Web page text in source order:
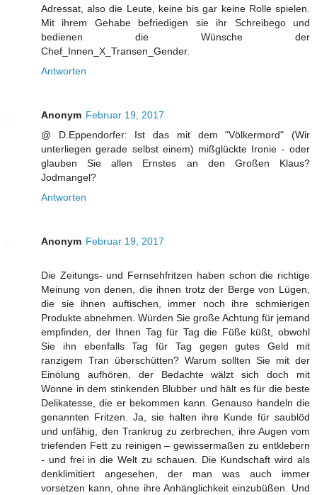
Adressat, also die Leute, keine bis gar keine Rolle spielen.
Mit ihrem Gehabe befriedigen sie ihr Schreibego und
bedienen die Wünsche der
Chef_Innen_X_Transen_Gender.
Antworten
Anonym Februar 19, 2017
@ D.Eppendorfer: Ist das mit dem "Völkermord" (Wir
unterliegen gerade selbst einem) mißglückte Ironie - oder
glauben Sie allen Ernstes an den Großen Klaus?
Jodmangel?
Antworten
Anonym Februar 19, 2017
Die Zeitungs- und Fernsehfritzen haben schon die richtige
Meinung von denen, die ihnen trotz der Berge von Lügen,
die sie ihnen auftischen, immer noch ihre schmierigen
Produkte abnehmen. Würden Sie große Achtung für jemand
empfinden, der Ihnen Tag für Tag die Füße küßt, obwohl
Sie ihn ebenfalls Tag für Tag gegen gutes Geld mit
ranzigem Tran überschütten? Warum sollten Sie mit der
Einölung aufhören, der Bedachte wälzt sich doch mit
Wonne in dem stinkenden Blubber und hält es für die beste
Delikatesse, die er bekommen kann. Genauso handeln die
genannten Fritzen. Ja, sie halten ihre Kunde für saublöd
und unfähig, den Trankrug zu zerbrechen, ihre Augen vom
triefenden Fett zu reinigen – gewissermaßen zu entklebern
- und frei in die Welt zu schauen. Die Kundschaft wird als
denklimitiert angesehen, der man was auch immer
vorsetzen kann, ohne ihre Anhänglichkeit einzubüßen. Und